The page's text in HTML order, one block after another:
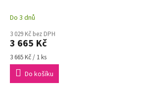
(IP65)
Do 3 dnů
3 029 Kč bez DPH
3 665 Kč
Měrná
cena:
3 665 Kč / 1 ks
Do košíku